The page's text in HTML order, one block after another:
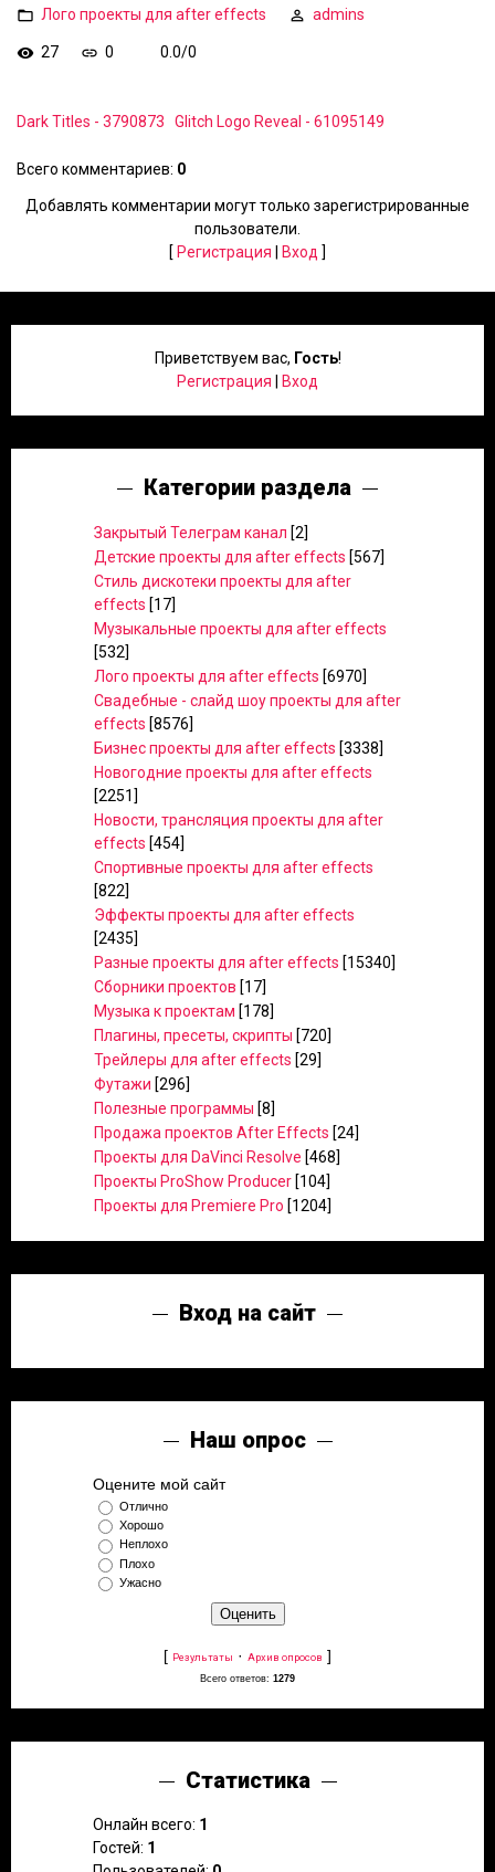
Лого проекты для after effects admins
27 0 0.0/0
Dark Titles - 3790873 Glitch Logo Reveal - 61095149
Всего комментариев: 0
Добавлять комментарии могут только зарегистрированные
пользователи.
[ Регистрация Вход ]
Приветствуем вас, Гость!
Регистрация
Вход
Категории раздела
Закрытый Телеграм канал [2]
Детские проекты для after effects [567]
Стиль дискотеки проекты для after
effects [17]
Музыкальные проекты для after effects
[532]
Лого проекты для after effects [6970]
Свадебные - слайд шоу проекты для after
effects [8576]
Бизнес проекты для after effects [3338]
Новогодние проекты для after effects
[2251]
Новости, трансляция проекты для after
effects [454]
Спортивные проекты для after effects
[822]
Эффекты проекты для after effects
[2435]
Разные проекты для after effects [15340]
Сборники проектов [17]
Музыка к проектам [178]
Плагины, пресеты, скрипты [720]
Трейлеры для after effects [29]
Футажи [296]
Полезные программы [8]
Продажа проектов After Effects [24]
Проекты для DaVinci Resolve [468]
Проекты ProShow Producer [104]
Проекты для Premiere Pro [1204]
Вход на сайт
Наш опрос
Оцените мой сайт
Отлично
Хорошо
Неплохо
Плохо
Ужасно
[ Результаты · Архив опросов ]
Всего ответов: 1279
Статистика
Онлайн всего: 1
Гостей: 1